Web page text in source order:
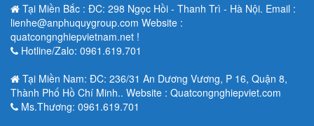
Tại Miền Bắc : ĐC: 298 Ngọc Hồi - Thanh Trì - Hà Nội. Email :
lienhe@anphuquygroup.com Website :
quatcongnghiepvietnam.net !
Hotline/Zalo: 0961.619.701
Tại Miền Nam: ĐC: 236/31 An Dương Vương, P 16, Quận 8,
Thành Phố Hồ Chí Minh.. Website : Quatcongnghiepviet.com
Ms.Thương: 0961.619.701